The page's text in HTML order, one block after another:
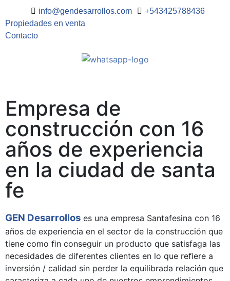
info@gendesarrollos.com
+543425788436
Propiedades en venta
Contacto
Empresa de
construcción con 16
años de experiencia
en la ciudad de santa
fe
GEN Desarrollos es una empresa Santafesina con 16
años de experiencia en el sector de la construcción que
tiene como ﬁn conseguir un producto que satisfaga las
necesidades de diferentes clientes en lo que reﬁere a
inversión / calidad sin perder la equilibrada relación que